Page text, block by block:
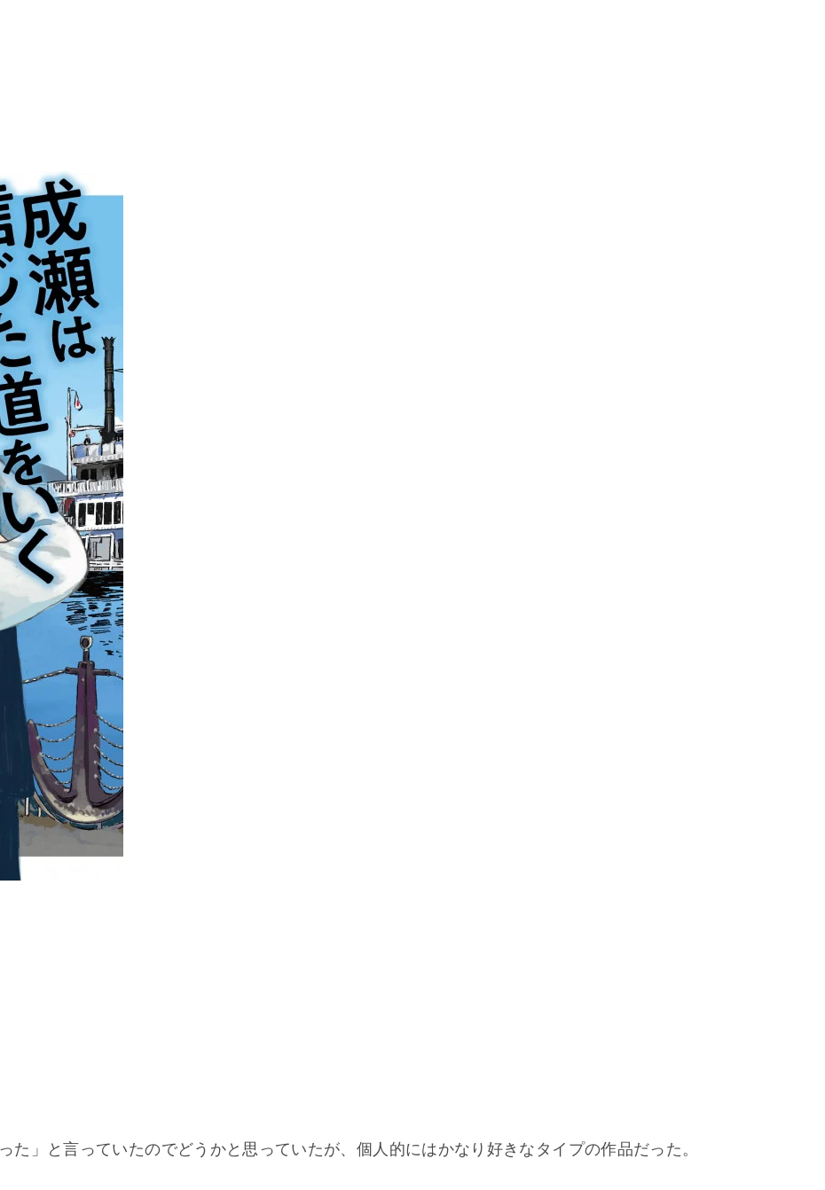
」と言っていたのでどうかと思っていたが、個人的にはかなり好きなタイプの作品だった。